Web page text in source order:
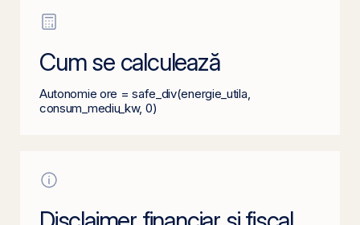
Cum se calculează
Autonomie ore = safe_div(energie_utila,
consum_mediu_kw, 0)